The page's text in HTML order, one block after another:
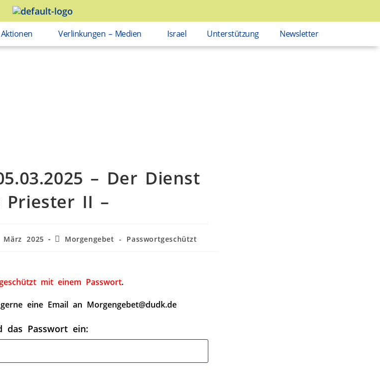
Verlinkungen – Medien Israel Unterstützung Newsletter
– Der Dienst
Priester II –
März 2025 Morgengebet - Passwortgeschützt
mit einem Passwort.
eine Email an Morgengebet@dudk.de
das Passwort ein: